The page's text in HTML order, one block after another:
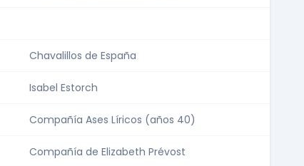
Chavalillos de España
Isabel Estorch
Compañía Ases Líricos (años 40)
Compañía de Elizabeth Prévost